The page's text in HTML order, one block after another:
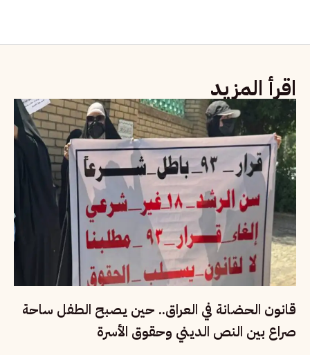
اقرأ المزيد
قانون الحضانة في العراق.. حين يصبح الطفل ساحة
صراع بين النص الديني وحقوق الأسرة